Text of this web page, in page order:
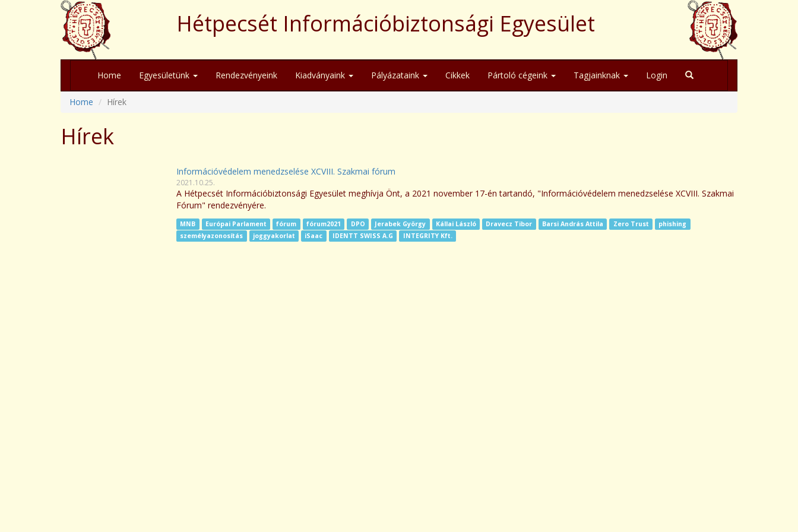
Hétpecsét Információbiztonsági Egyesület
Home Egyesületünk Rendezvényeink Kiadványaink Pályázataink Cikkek Pártoló cégeink Tagjainknak Login
Home Hírek
Hírek
Információvédelem menedzselése XCVIII. Szakmai fórum
2021.10.25.
A Hétpecsét Információbiztonsági Egyesület meghívja Önt, a 2021 november 17-én tartandó, "Információvédelem menedzselése XCVIII. Szakmai
Fórum" rendezvényére.
MNB Európai Parlament fórum fórum2021 DPO Jerabek György Kállai László Dravecz Tibor Barsi András Attila Zero Trust
phishing
személyazonosítás
joggyakorlat iSaac IDENTT SWISS A.G INTEGRITY Kft.